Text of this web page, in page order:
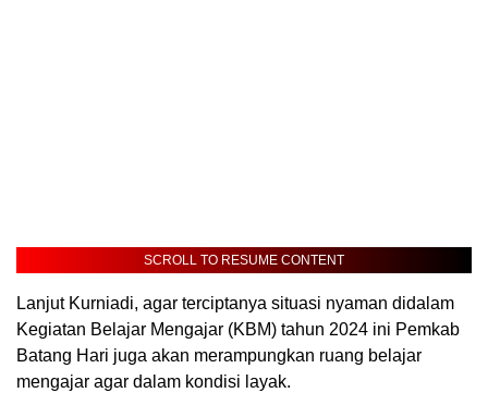
SCROLL TO RESUME CONTENT
Lanjut Kurniadi, agar terciptanya situasi nyaman didalam
Kegiatan Belajar Mengajar (KBM) tahun 2024 ini Pemkab
Batang Hari juga akan merampungkan ruang belajar
mengajar agar dalam kondisi layak.